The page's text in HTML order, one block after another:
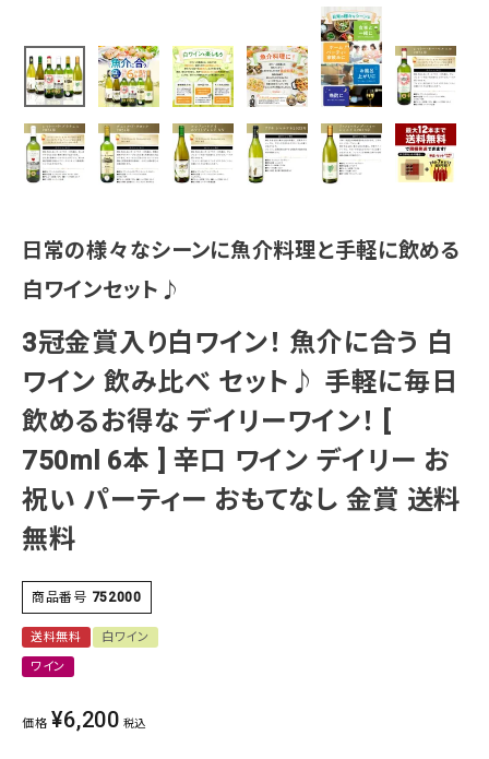
日常の様々なシーンに魚介料理と手軽に飲める
白ワインセット♪
3冠金賞入り白ワイン！ 魚介に合う 白
ワイン 飲み比べ セット♪ 手軽に毎日
飲めるお得な デイリーワイン！ [
750ml 6本 ] 辛口 ワイン デイリー お
祝い パーティー おもてなし 金賞 送料
無料
商品番号 752000
送料無料 白ワイン
ワイン
価格 ¥6,200 税込